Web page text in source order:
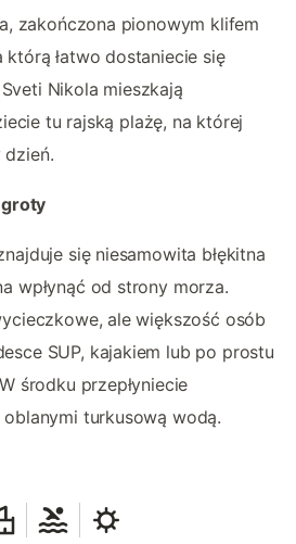
zakończona pionowym klifem
którą łatwo dostaniecie się
Nikola mieszkają
tu rajską plażę, na której
dzień.
groty
się niesamowita błękitna
wpłynąć od strony morza.
ale większość osób
SUP, kajakiem lub po prostu
środku przepłyniecie
turkusową wodą.